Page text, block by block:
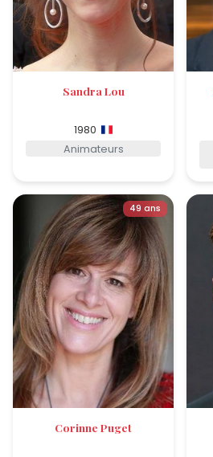
Sandra Lou
1980
Animateurs
49 ans
Corinne Puget